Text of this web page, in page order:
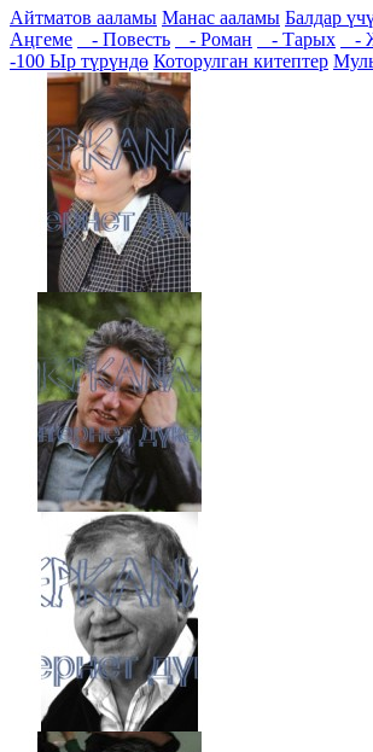
Айтматов ааламы Манас ааламы Балдар
Аңгеме
- Повесть - Роман - Тарых -
-100 Ыр түрүндө Которулган китептер